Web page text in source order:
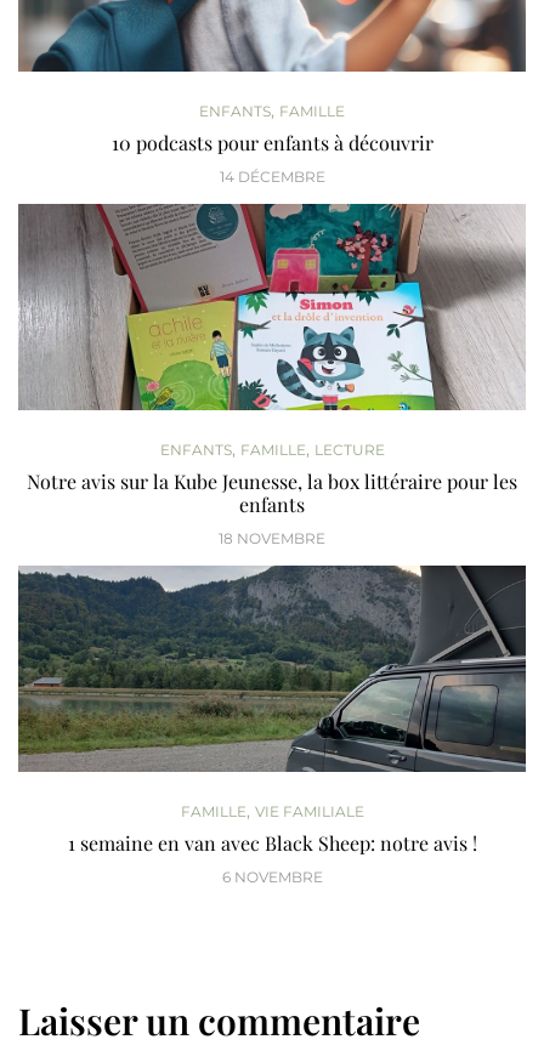
ENFANTS, FAMILLE
10 podcasts pour enfants à découvrir
14 DÉCEMBRE
ENFANTS, FAMILLE, LECTURE
Notre avis sur la Kube Jeunesse, la box littéraire pour les
enfants
18 NOVEMBRE
FAMILLE, VIE FAMILIALE
1 semaine en van avec Black Sheep: notre avis !
6 NOVEMBRE
Laisser un commentaire